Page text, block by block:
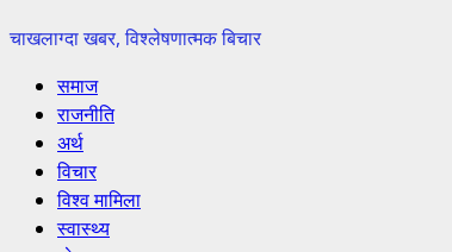
चाखलाग्दा खबर, विश्लेषणात्मक बिचार
Primary
Menu
समाज
राजनीति
अर्थ
विचार
विश्व मामिला
स्वास्थ्य